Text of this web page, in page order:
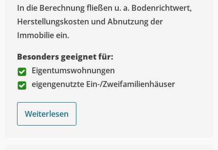
In die Berechnung fließen u. a. Bodenrichtwert,
Herstellungskosten und Abnutzung der
Immobilie ein.
Besonders geeignet für:
Eigentumswohnungen
eigengenutzte Ein-/Zweifamilienhäuser
Weiterlesen